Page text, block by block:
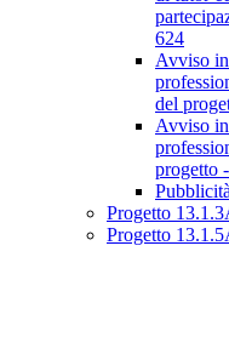
624
Avviso
del
Avviso
progetto
Progetto
Progetto